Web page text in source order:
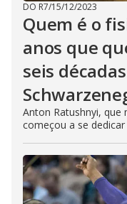
DO R7/15/12/2023
Quem é o
anos que
seis
Anton Ratushnyi, que
começou a se